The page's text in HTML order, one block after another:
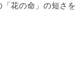
花の命」の短さを